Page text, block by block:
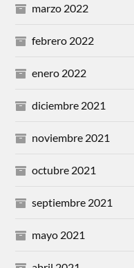
marzo 2022
febrero 2022
enero 2022
diciembre 2021
noviembre 2021
octubre 2021
septiembre 2021
mayo 2021